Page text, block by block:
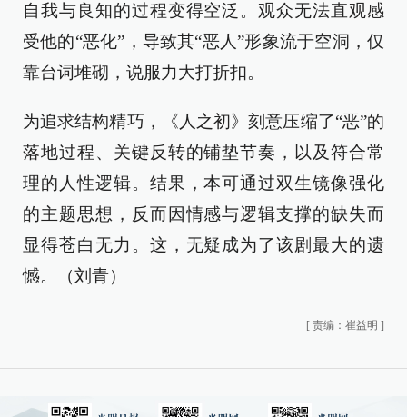
自我与良知的过程变得空泛。观众无法直观感
受他的“恶化”，导致其“恶人”形象流于空洞，仅
靠台词堆砌，说服力大打折扣。
为追求结构精巧，《人之初》刻意压缩了“恶”的
落地过程、关键反转的铺垫节奏，以及符合常
理的人性逻辑。结果，本可通过双生镜像强化
的主题思想，反而因情感与逻辑支撑的缺失而
显得苍白无力。这，无疑成为了该剧最大的遗
憾。（刘青）
[ 责编：崔益明 ]